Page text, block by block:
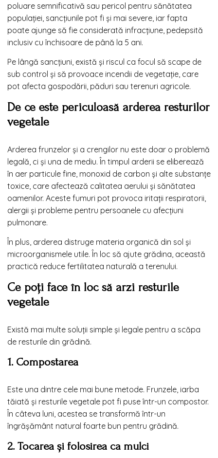
poluare semnificativă sau pericol pentru sănătatea
populației, sancțiunile pot fi și mai severe, iar fapta
poate ajunge să fie considerată infracțiune, pedepsită
inclusiv cu închisoare de până la 5 ani.
Pe lângă sancțiuni, există și riscul ca focul să scape de
sub control și să provoace incendii de vegetație, care
pot afecta gospodării, păduri sau terenuri agricole.
De ce este periculoasă arderea resturilor
vegetale
Arderea frunzelor și a crengilor nu este doar o problemă
legală, ci și una de mediu. În timpul arderii se eliberează
în aer particule fine, monoxid de carbon și alte substanțe
toxice, care afectează calitatea aerului și sănătatea
oamenilor. Aceste fumuri pot provoca iritații respiratorii,
alergii și probleme pentru persoanele cu afecțiuni
pulmonare.
În plus, arderea distruge materia organică din sol și
microorganismele utile. În loc să ajute grădina, această
practică reduce fertilitatea naturală a terenului.
Ce poți face în loc să arzi resturile
vegetale
Există mai multe soluții simple și legale pentru a scăpa
de resturile din grădină.
1. Compostarea
Este una dintre cele mai bune metode. Frunzele, iarba
tăiată și resturile vegetale pot fi puse într-un compostor.
În câteva luni, acestea se transformă într-un
îngrășământ natural foarte bun pentru grădină.
2. Tocarea și folosirea ca mulci